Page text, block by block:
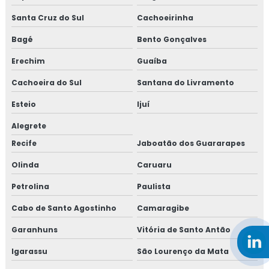
Santa Cruz do Sul Cachoeirinha
Bagé Bento Gonçalves
Erechim Guaíba
Cachoeira do Sul Santana do Livramento
Esteio Ijuí
Alegrete
Recife
Jaboatão dos Guararapes
Olinda Caruaru
Petrolina Paulista
Cabo de Santo Agostinho Camaragibe
Garanhuns Vitória de Santo Antão
Igarassu São Lourenço da Mata